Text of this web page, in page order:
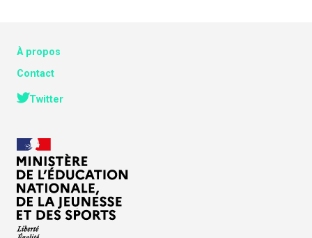
À propos
Contact
Twitter